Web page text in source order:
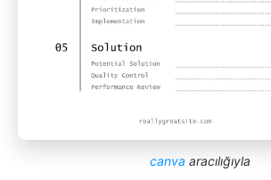
canva aracılığıyla